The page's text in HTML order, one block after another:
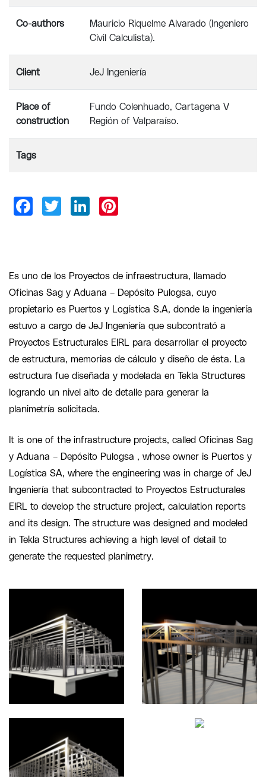
Co-authors
Mauricio Riquelme Alvarado (Ingeniero
Civil Calculista).
Client JeJ Ingeniería
Place of
construction
Fundo Colenhuado, Cartagena V
Región of Valparaíso.
Tags
Es uno de los Proyectos de infraestructura, llamado
Oficinas Sag y Aduana – Depósito Pulogsa, cuyo
propietario es Puertos y Logística S.A, donde la ingeniería
estuvo a cargo de JeJ Ingeniería que subcontrató a
Proyectos Estructurales EIRL para desarrollar el proyecto
de estructura, memorias de cálculo y diseño de ésta. La
estructura fue diseñada y modelada en Tekla Structures
logrando un nivel alto de detalle para generar la
planimetría solicitada.
It is one of the infrastructure projects, called Oficinas Sag
y Aduana – Depósito Pulogsa , whose owner is Puertos y
Logística SA, where the engineering was in charge of JeJ
Ingeniería that subcontracted to Proyectos Estructurales
EIRL to develop the structure project, calculation reports
and its design. The structure was designed and modeled
in Tekla Structures achieving a high level of detail to
generate the requested planimetry.